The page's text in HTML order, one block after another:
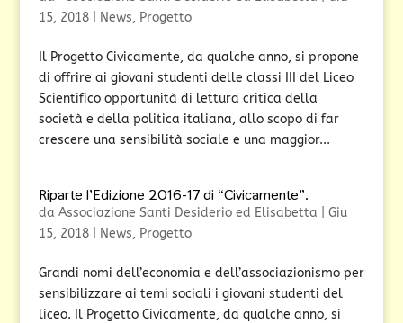
15, 2018| News, Progetto
Il Progetto Civicamente, da qualche anno, si propone
di offrire ai giovani studenti delle classi III del Liceo
Scientifico opportunità di lettura critica della
società e della politica italiana, allo scopo di far
crescere una sensibilità sociale e una maggior...
Riparte l’Edizione 2016-17 di “Civicamente”.
da Associazione Santi Desiderio ed Elisabetta
Giu
15, 2018| News, Progetto
Grandi nomi dell’economia e dell’associazionismo per
sensibilizzare ai temi sociali i giovani studenti del
liceo. Il Progetto Civicamente, da qualche anno, si